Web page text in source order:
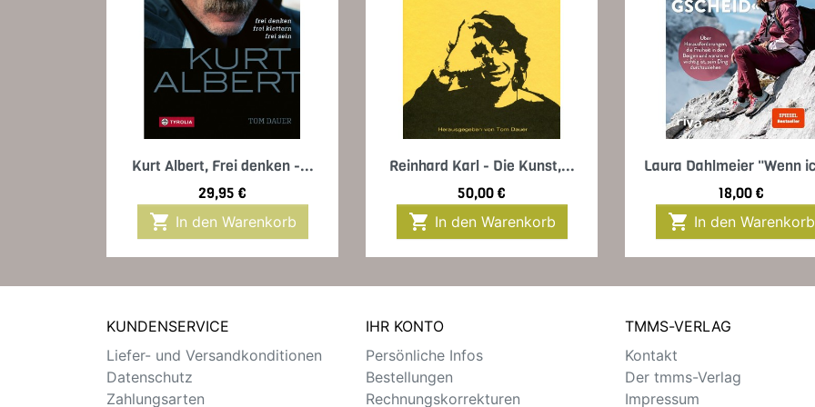
Vorschau
Kurt Albert, Frei denken -...
Preis
29,95 €
 In den Warenkorb
 Vorschau
Reinhard Karl - Die Kunst,...
Preis
50,00 €
 In den Warenkorb
 Vorschau
Laura Dahlmeier "Wenn
Preis
18,00 €
 In den Warenkorb
KUNDENSERVICE
Liefer- und Versandkonditionen
Datenschutz
Zahlungsarten
IHR KONTO
Persönliche Infos
Bestellungen
Rechnungskorrekturen
TMMS-VERLAG
Kontakt
Der tmms-Verlag
Impressum